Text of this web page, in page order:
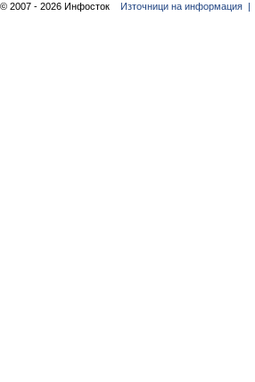
© 2007 - 2026 Инфосток Източници на информация |